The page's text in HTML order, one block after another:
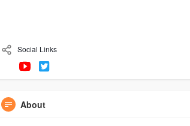
Social Links
About